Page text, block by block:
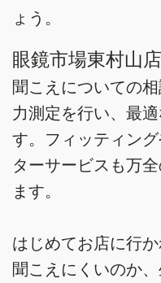
ょう。
眼鏡市場東村山店
聞こえについての
力測定を行い、最
す。フィッティン
ターサービスも万
ます。
はじめてお店に行
聞こえにくいのか